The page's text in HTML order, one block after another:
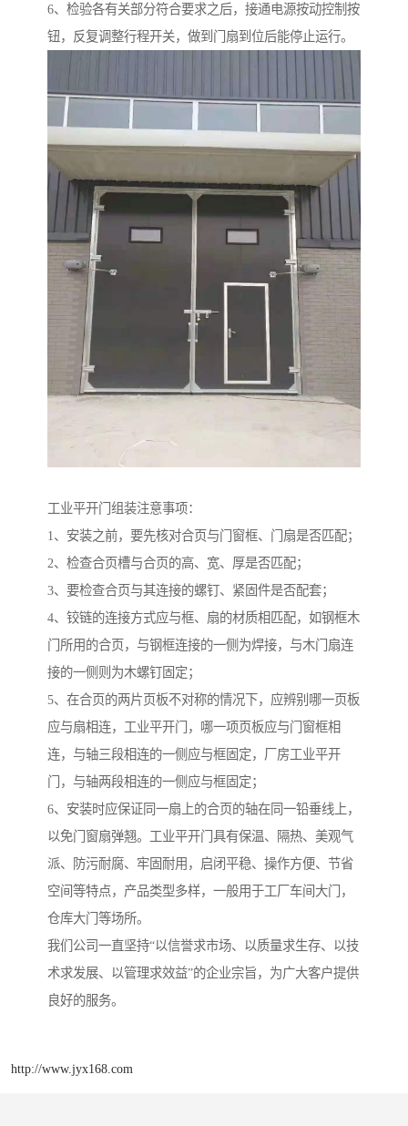
6、检验各有关部分符合要求之后，接通电源按动控制按
钮，反复调整行程开关，做到门扇到位后能停止运行。
工业平开门组装注意事项：
1、安装之前，要先核对合页与门窗框、门扇是否匹配；
2、检查合页槽与合页的高、宽、厚是否匹配；
3、要检查合页与其连接的螺钉、紧固件是否配套；
4、铰链的连接方式应与框、扇的材质相匹配，如钢框木
门所用的合页，与钢框连接的一侧为焊接，与木门扇连
接的一侧则为木螺钉固定；
5、在合页的两片页板不对称的情况下，应辨别哪一页板
应与扇相连，工业平开门，哪一项页板应与门窗框相
连，与轴三段相连的一侧应与框固定，厂房工业平开
门，与轴两段相连的一侧应与框固定；
6、安装时应保证同一扇上的合页的轴在同一铅垂线上，
以免门窗扇弹翘。工业平开门具有保温、隔热、美观气
派、防污耐腐、牢固耐用，启闭平稳、操作方便、节省
空间等特点，产品类型多样，一般用于工厂车间大门，
仓库大门等场所。
我们公司一直坚持“以信誉求市场、以质量求生存、以技
术求发展、以管理求效益”的企业宗旨，为广大客户提供
良好的服务。
http://www.jyx168.com